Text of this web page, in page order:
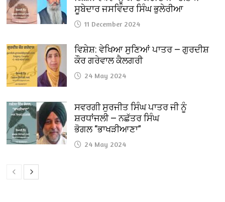
ਸੂਬੇਦਾਰ ਜਸਵਿੰਦਰ ਸਿੰਘ ਭੁਲੇਰੀਆ
11 December 2024
ਵਿਸ਼ੇਸ਼: ਵੇਖਿਆ ਸੁਣਿਆਂ ਪਾਤਰ — ਗੁਰਦੀਸ਼
ਕੌਰ ਗਰੇਵਾਲ ਕੈਲਗਰੀ
24 May 2024
ਸਵਰਗੀ ਸੁਰਜੀਤ ਸਿੰਘ ਪਾਤਰ ਜੀ ਨੂੰ
ਸ਼ਰਧਾਂਜਲੀ — ਨਛੱਤਰ ਸਿੰਘ
ਭੋਗਲ “ਭਾਖੜੀਆਣਾ”
24 May 2024